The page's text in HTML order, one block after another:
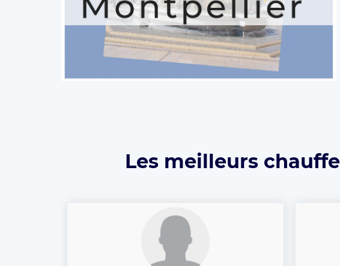
Les meilleurs